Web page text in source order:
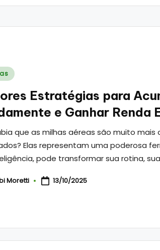
Estratégias para
e Ganhar Renda
que as milhas aéreas são muito mais
Elas representam uma poderosa
pode transformar sua rotina,
Moretti 13/10/2025